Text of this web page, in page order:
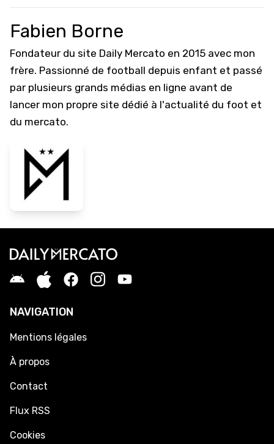
Fabien Borne
Fondateur du site Daily Mercato en 2015 avec mon
frère. Passionné de football depuis enfant et passé
par plusieurs grands médias en ligne avant de
lancer mon propre site dédié à l'actualité du foot et
du mercato.
NAVIGATION
Mentions légales
À propos
Contact
Flux RSS
Cookies